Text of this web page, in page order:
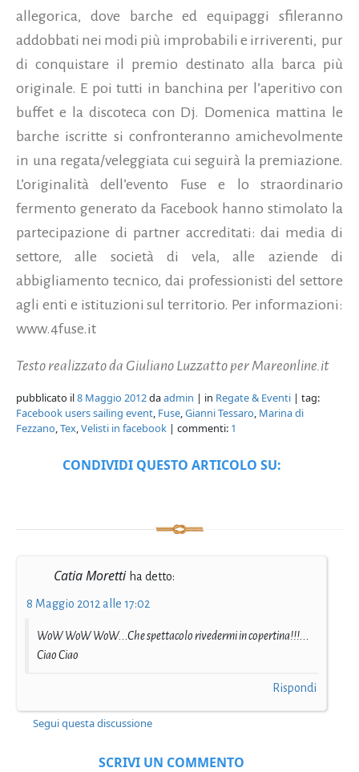
allegorica, dove barche ed equipaggi sfileranno
addobbati nei modi più improbabili e irriverenti, pur
di conquistare il premio destinato alla barca più
originale. E poi tutti in banchina per l’aperitivo con
buffet e la discoteca con Dj. Domenica mattina le
barche iscritte si confronteranno amichevolmente
in una regata/veleggiata cui seguirà la premiazione.
L’originalità dell’evento Fuse e lo straordinario
fermento generato da Facebook hanno stimolato la
partecipazione di partner accreditati: dai media di
settore, alle società di vela, alle aziende di
abbigliamento tecnico, dai professionisti del settore
agli enti e istituzioni sul territorio. Per informazioni:
www.4fuse.it
Testo realizzato da Giuliano Luzzatto per Mareonline.it
pubblicato il8 Maggio 2012daadmin | in Regate & Eventi | tag:
Facebook users sailing event, Fuse,Gianni Tessaro, Marina di
Fezzano,Tex,Velisti in facebook | commenti: 1
CONDIVIDI QUESTO ARTICOLO SU:
Catia Moretti ha detto:
8 Maggio 2012 alle 17:02
WoW WoW WoW...Che spettacolo rivedermi in copertina!!!...
Ciao Ciao
Rispondi
Segui questa discussione
SCRIVI UN COMMENTO